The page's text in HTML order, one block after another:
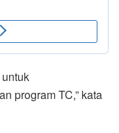
program TC,” kata